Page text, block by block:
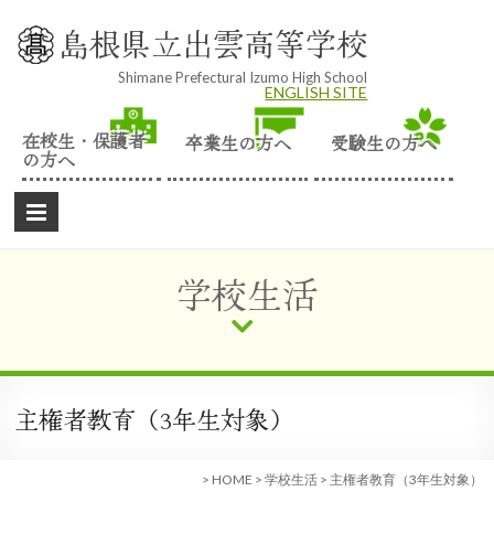
content 島根県立出雲高等学校
Shimane Prefectural Izumo High School
ENGLISH SITE
在校生・保護者
の方へ
卒業生の方へ 受験生の方へ
学校生活
主権者教育（3年生対象）
> HOME > 学校生活 > 主権者教育（3年生対象）